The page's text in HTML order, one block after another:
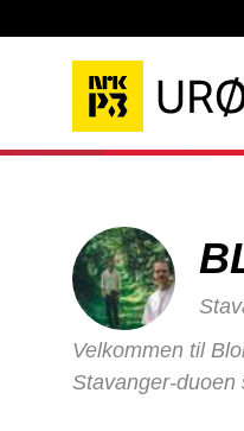
Velkommen til
Stavanger-duoen